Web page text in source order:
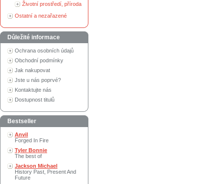
Životní prostředí, příroda
Ostatní a nezařazené
Důležité informace
Ochrana osobních údajů
Obchodní podmínky
Jak nakupovat
Jste u nás poprvé?
Kontaktujte nás
Dostupnost titulů
Bestseller
Anvil
Forged In Fire
Tyler Bonnie
The best of
Jackson Michael
History Past, Present And
Future